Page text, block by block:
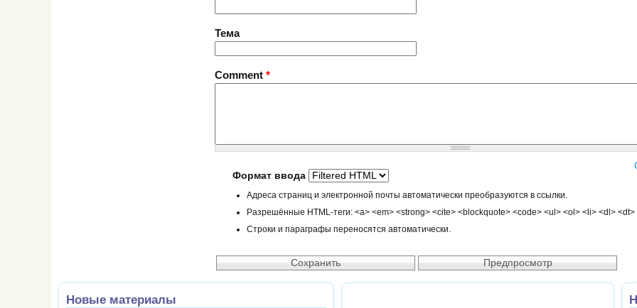
Тема
Comment *
Формат ввода
Адреса страниц и электронной почты автоматически преобразуются в ссылки.
Разрешённые HTML-теги: <a> <em> <strong> <cite> <blockquote> <code> <ul> <ol> <li> <dl> <dt>
Строки и параграфы переносятся автоматически.
Новые материалы